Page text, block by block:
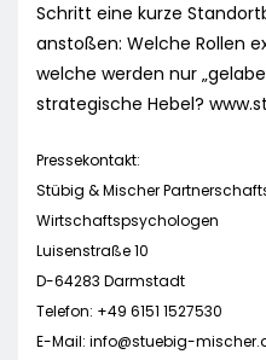
Schritt eine kurze
anstoßen: Welche Rollen
welche werden nur
strategische Hebel?
Pressekontakt:
Stübig & Mischer
Wirtschaftspsychologen
Luisenstraße 10
D-64283 Darmstadt
Telefon: +49 6151 1527530
E-Mail: info@stuebig-